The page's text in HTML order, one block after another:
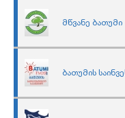
მწვანე ბათუმი
ბათუმის